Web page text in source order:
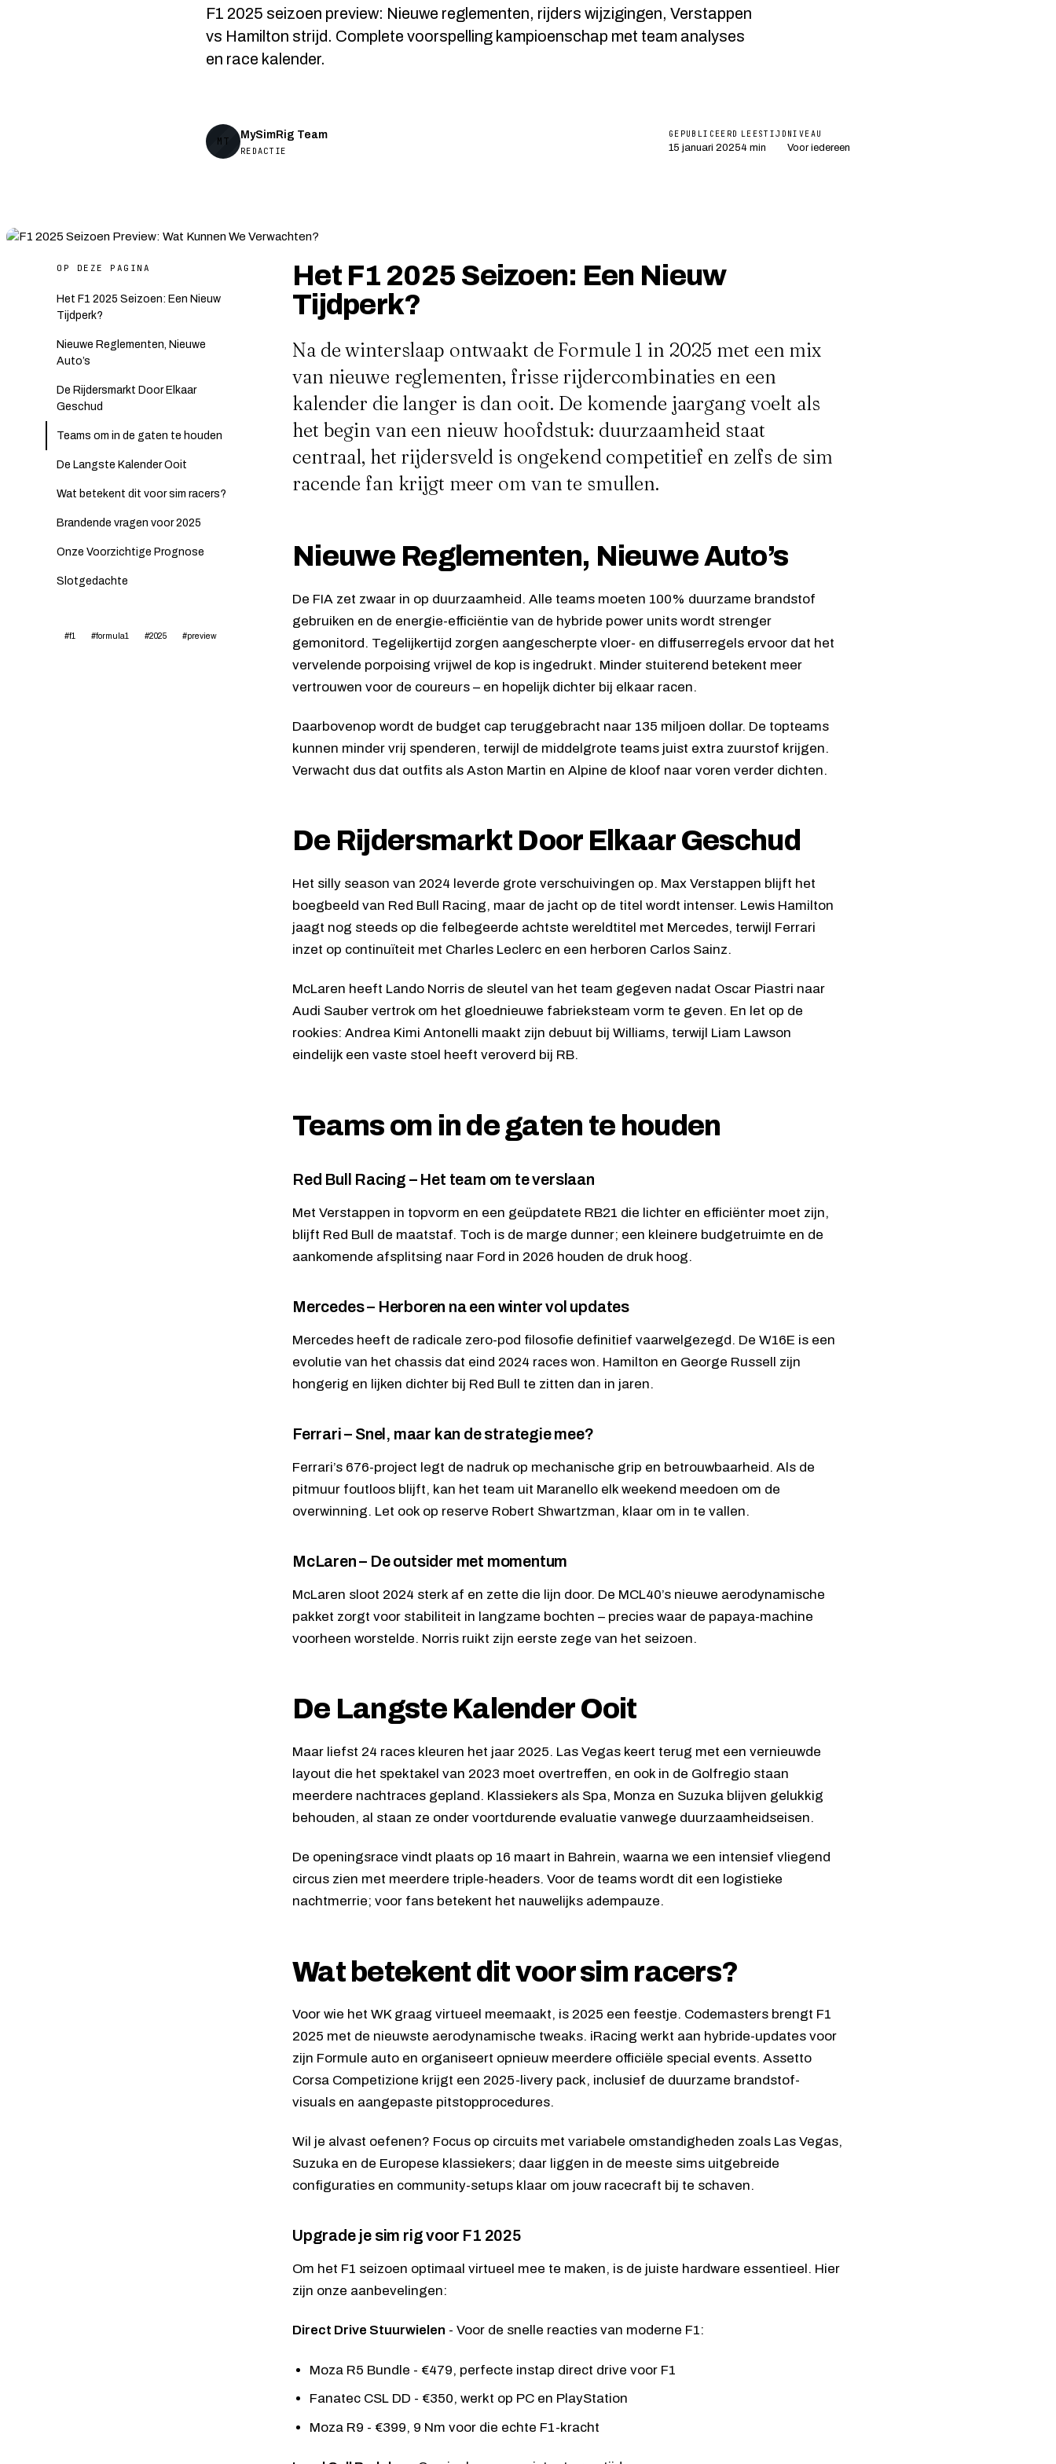
F1 2025 seizoen preview: Nieuwe reglementen, rijders wijzigingen, Verstappen
vs Hamilton strijd. Complete voorspelling kampioenschap met team analyses
en race kalender.
MT
MySimRig Team
REDACTIE
GEPUBLICEERD
15 januari 2025
LEESTIJD
4 min
NIVEAU
Voor iedereen
OP DEZE PAGINA
Het F1 2025 Seizoen: Een Nieuw
Tijdperk?
Nieuwe Reglementen, Nieuwe
Auto’s
De Rijdersmarkt Door Elkaar
Geschud
Teams om in de gaten te houden
De Langste Kalender Ooit
Wat betekent dit voor sim racers?
Brandende vragen voor 2025
Onze Voorzichtige Prognose
Slotgedachte
#f1 #formula1 #2025 #preview
Het F1 2025 Seizoen: Een Nieuw
Tijdperk?
Na de winterslaap ontwaakt de Formule 1 in 2025 met een mix
van nieuwe reglementen, frisse rijdercombinaties en een
kalender die langer is dan ooit. De komende jaargang voelt als
het begin van een nieuw hoofdstuk: duurzaamheid staat
centraal, het rijdersveld is ongekend competitief en zelfs de sim
racende fan krijgt meer om van te smullen.
Nieuwe Reglementen, Nieuwe Auto’s
De FIA zet zwaar in op duurzaamheid. Alle teams moeten 100% duurzame brandstof
gebruiken en de energie-efficiëntie van de hybride power units wordt strenger
gemonitord. Tegelijkertijd zorgen aangescherpte vloer- en diffuserregels ervoor dat het
vervelende porpoising vrijwel de kop is ingedrukt. Minder stuiterend betekent meer
vertrouwen voor de coureurs – en hopelijk dichter bij elkaar racen.
Daarbovenop wordt de budget cap teruggebracht naar 135 miljoen dollar. De topteams
kunnen minder vrij spenderen, terwijl de middelgrote teams juist extra zuurstof krijgen.
Verwacht dus dat outfits als Aston Martin en Alpine de kloof naar voren verder dichten.
De Rijdersmarkt Door Elkaar Geschud
Het silly season van 2024 leverde grote verschuivingen op. Max Verstappen blijft het
boegbeeld van Red Bull Racing, maar de jacht op de titel wordt intenser. Lewis Hamilton
jaagt nog steeds op die felbegeerde achtste wereldtitel met Mercedes, terwijl Ferrari
inzet op continuïteit met Charles Leclerc en een herboren Carlos Sainz.
McLaren heeft Lando Norris de sleutel van het team gegeven nadat Oscar Piastri naar
Audi Sauber vertrok om het gloednieuwe fabrieksteam vorm te geven. En let op de
rookies: Andrea Kimi Antonelli maakt zijn debuut bij Williams, terwijl Liam Lawson
eindelijk een vaste stoel heeft veroverd bij RB.
Teams om in de gaten te houden
Red Bull Racing – Het team om te verslaan
Met Verstappen in topvorm en een geüpdatete RB21 die lichter en efficiënter moet zijn,
blijft Red Bull de maatstaf. Toch is de marge dunner; een kleinere budgetruimte en de
aankomende afsplitsing naar Ford in 2026 houden de druk hoog.
Mercedes – Herboren na een winter vol updates
Mercedes heeft de radicale zero-pod filosofie definitief vaarwelgezegd. De W16E is een
evolutie van het chassis dat eind 2024 races won. Hamilton en George Russell zijn
hongerig en lijken dichter bij Red Bull te zitten dan in jaren.
Ferrari – Snel, maar kan de strategie mee?
Ferrari’s 676-project legt de nadruk op mechanische grip en betrouwbaarheid. Als de
pitmuur foutloos blijft, kan het team uit Maranello elk weekend meedoen om de
overwinning. Let ook op reserve Robert Shwartzman, klaar om in te vallen.
McLaren – De outsider met momentum
McLaren sloot 2024 sterk af en zette die lijn door. De MCL40’s nieuwe aerodynamische
pakket zorgt voor stabiliteit in langzame bochten – precies waar de papaya-machine
voorheen worstelde. Norris ruikt zijn eerste zege van het seizoen.
De Langste Kalender Ooit
Maar liefst 24 races kleuren het jaar 2025. Las Vegas keert terug met een vernieuwde
layout die het spektakel van 2023 moet overtreffen, en ook in de Golfregio staan
meerdere nachtraces gepland. Klassiekers als Spa, Monza en Suzuka blijven gelukkig
behouden, al staan ze onder voortdurende evaluatie vanwege duurzaamheidseisen.
De openingsrace vindt plaats op 16 maart in Bahrein, waarna we een intensief vliegend
circus zien met meerdere triple-headers. Voor de teams wordt dit een logistieke
nachtmerrie; voor fans betekent het nauwelijks adempauze.
Wat betekent dit voor sim racers?
Voor wie het WK graag virtueel meemaakt, is 2025 een feestje. Codemasters brengt F1
2025 met de nieuwste aerodynamische tweaks. iRacing werkt aan hybride-updates voor
zijn Formule auto en organiseert opnieuw meerdere officiële special events. Assetto
Corsa Competizione krijgt een 2025-livery pack, inclusief de duurzame brandstof-
visuals en aangepaste pitstopprocedures.
Wil je alvast oefenen? Focus op circuits met variabele omstandigheden zoals Las Vegas,
Suzuka en de Europese klassiekers; daar liggen in de meeste sims uitgebreide
configuraties en community-setups klaar om jouw racecraft bij te schaven.
Upgrade je sim rig voor F1 2025
Om het F1 seizoen optimaal virtueel mee te maken, is de juiste hardware essentieel. Hier
zijn onze aanbevelingen:
Direct Drive Stuurwielen - Voor de snelle reacties van moderne F1:
Moza R5 Bundle - €479, perfecte instap direct drive voor F1
Fanatec CSL DD - €350, werkt op PC en PlayStation
Moza R9 - €399, 9 Nm voor die echte F1-kracht